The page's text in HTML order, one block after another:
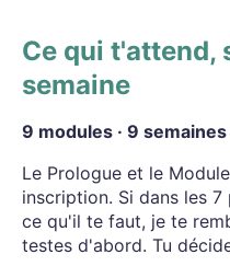
Ce qui t'attend,
semaine
9 modules · 9 semaines
Le Prologue et le
inscription. Si dans les
ce qu'il te faut, je te
testes d'abord. Tu